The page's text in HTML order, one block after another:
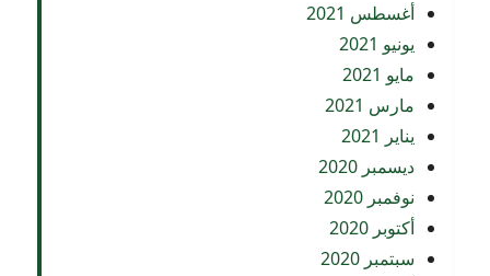
أغسطس 2021
يونيو 2021
مايو 2021
مارس 2021
يناير 2021
ديسمبر 2020
نوفمبر 2020
أكتوبر 2020
سبتمبر 2020